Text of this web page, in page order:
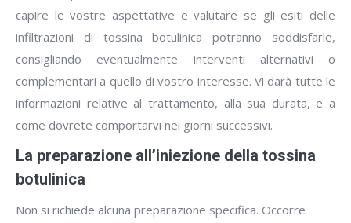
capire le vostre aspettative e valutare se gli esiti delle
infiltrazioni di tossina botulinica potranno soddisfarle,
consigliando eventualmente interventi alternativi o
complementari a quello di vostro interesse. Vi darà tutte le
informazioni relative al trattamento, alla sua durata, e a
come dovrete comportarvi nei giorni successivi.
La preparazione all’iniezione della tossina
botulinica
Non si richiede alcuna preparazione specifica. Occorre